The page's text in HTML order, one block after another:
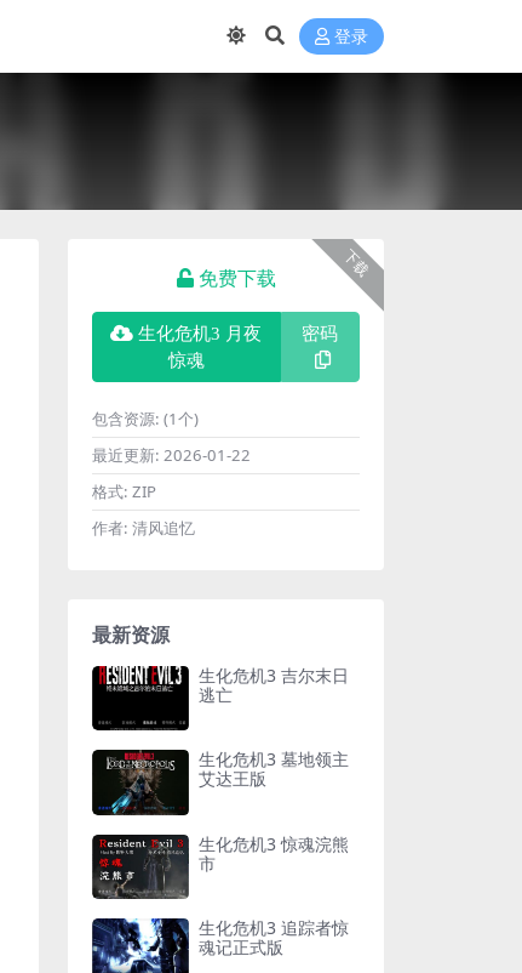
登录
下载
免费下载
生化危机3 月夜
惊魂
密码
包含资源: (1个)
最近更新: 2026-01-22
格式: ZIP
作者: 清风追忆
最新资源
生化危机3 吉尔末日
逃亡
生化危机3 墓地领主
艾达王版
生化危机3 惊魂浣熊
市
生化危机3 追踪者惊
魂记正式版